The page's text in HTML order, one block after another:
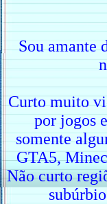
Sou amante
Curto muito
por jogos
somente
GTA5,
Não curto